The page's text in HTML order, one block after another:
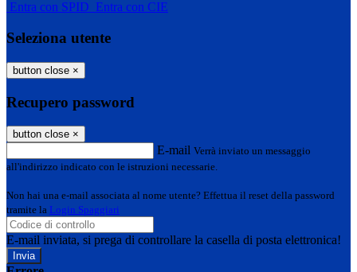
Entra con SPID Entra con CIE
Seleziona utente
button close ×
Recupero password
button close ×
E-mail Verrà inviato un messaggio
all'indirizzo indicato con le istruzioni necessarie.
Non hai una e-mail associata al nome utente? Effettua il reset della password
tramite la Login Spaggiari
E-mail inviata, si prega di controllare la casella di posta elettronica!